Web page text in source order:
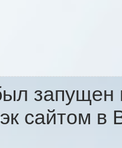
сайтом в